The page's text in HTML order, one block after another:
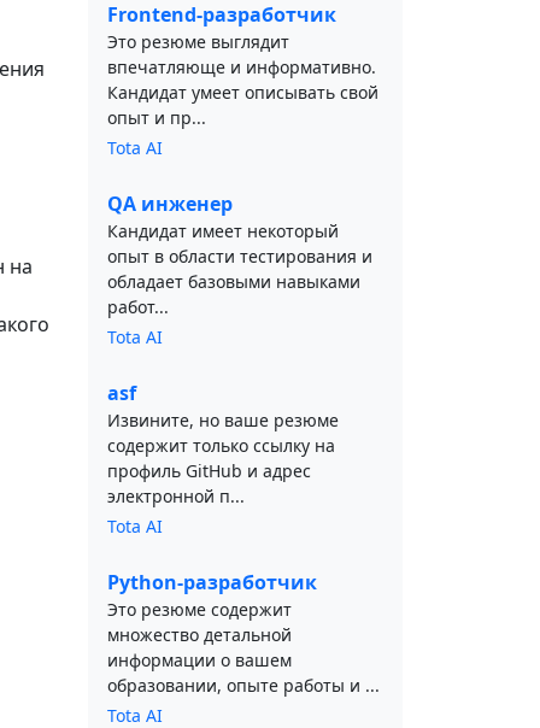
на
Frontend-разработчик
Это резюме выглядит
впечатляюще и информативно.
Кандидат умеет описывать свой
опыт и пр...
Tota AI
QA инженер
Кандидат имеет некоторый
опыт в области тестирования и
обладает базовыми навыками
работ...
Tota AI
asf
Извините, но ваше резюме
содержит только ссылку на
профиль GitHub и адрес
электронной п...
Tota AI
Python-разработчик
Это резюме содержит
множество детальной
информации о вашем
образовании, опыте работы и ...
Tota AI